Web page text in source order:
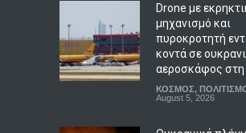
προσπαθώντας
τη φίλη της
ανήλικα παιδιά
ΑΠΟΨΕΙΣ ,
August 6, 2026
Drone με
μηχανισμό και
πυροκροτητή
κοντά σε
αεροσκάφος στη
ΚΟΣΜΟΣ,
August 5, 2026